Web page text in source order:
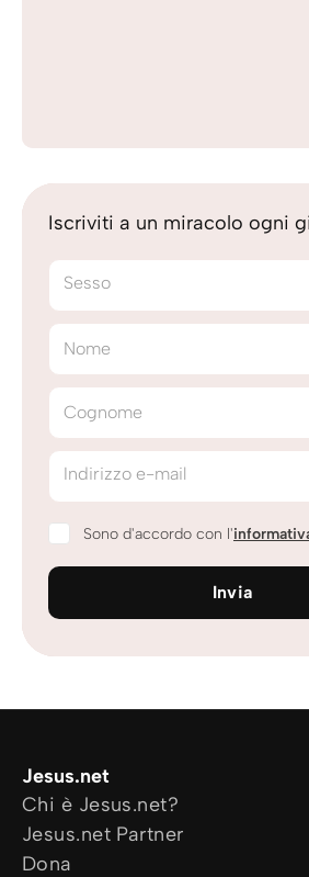
Iscriviti a un miracolo ogni
Sesso
Nome
Cognome
Indirizzo e-mail
Sono d'accordo con l'
Invia
Jesus.net
Chi è Jesus.net?
Jesus.net Partner
Dona